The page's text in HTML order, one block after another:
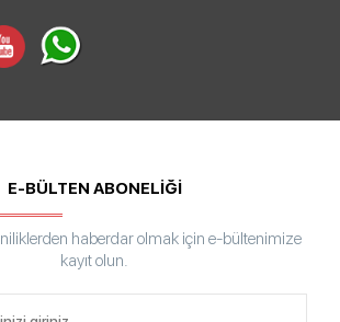
E-BÜLTEN ABONELİĞİ
haberdar olmak için e-bültenimize
kayıt olun.